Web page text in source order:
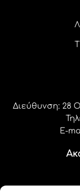
Διεύθυνση: 28
E-